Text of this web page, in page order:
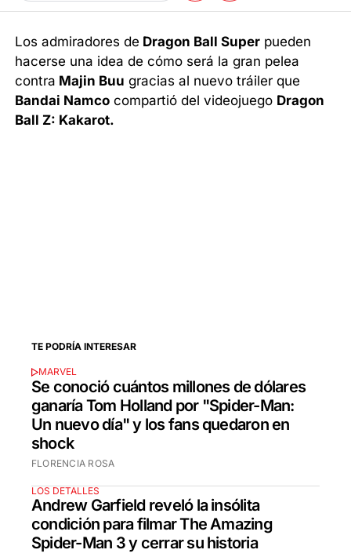
Los admiradores de Dragon Ball Super pueden
hacerse una idea de cómo será la gran pelea
contra Majin Buu gracias al nuevo tráiler que
Bandai Namco compartió del videojuego Dragon
Ball Z: Kakarot.
TE PODRÍA INTERESAR
MARVEL
Se conoció cuántos millones de dólares
ganaría Tom Holland por "Spider-Man:
Un nuevo día" y los fans quedaron en
shock
FLORENCIA ROSA
LOS DETALLES
Andrew Garfield reveló la insólita
condición para filmar The Amazing
Spider-Man 3 y cerrar su historia